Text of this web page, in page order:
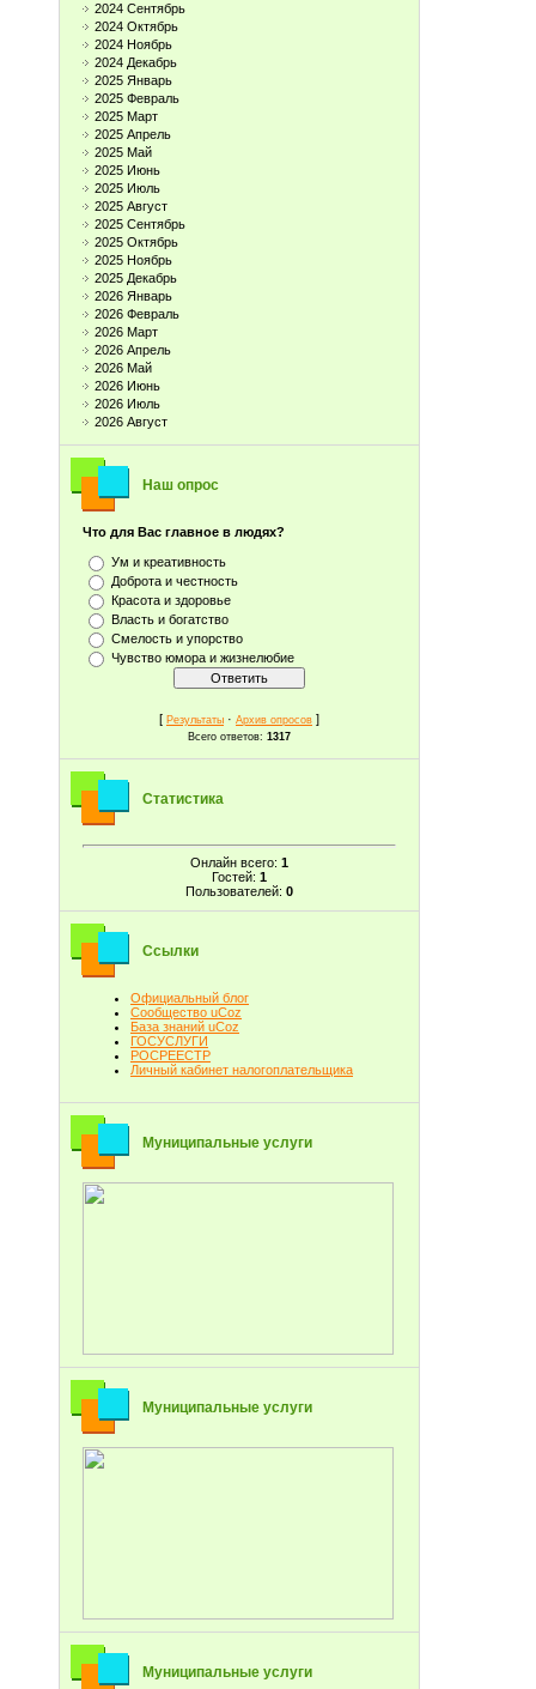
2024 Сентябрь
2024 Октябрь
2024 Ноябрь
2024 Декабрь
2025 Январь
2025 Февраль
2025 Март
2025 Апрель
2025 Май
2025 Июнь
2025 Июль
2025 Август
2025 Сентябрь
2025 Октябрь
2025 Ноябрь
2025 Декабрь
2026 Январь
2026 Февраль
2026 Март
2026 Апрель
2026 Май
2026 Июнь
2026 Июль
2026 Август
Наш опрос
Что для Вас главное в людях?
Ум и креативность
Доброта и честность
Красота и здоровье
Власть и богатство
Смелость и упорство
Чувство юмора и жизнелюбие
[ Результаты · Архив опросов ]
Всего ответов: 1317
Статистика
Онлайн всего: 1
Гостей: 1
Пользователей: 0
Ссылки
Официальный блог
Сообщество uCoz
База знаний uCoz
ГОСУСЛУГИ
РОСРЕЕСТР
Личный кабинет налогоплательщика
Муниципальные услуги
Муниципальные услуги
Муниципальные услуги